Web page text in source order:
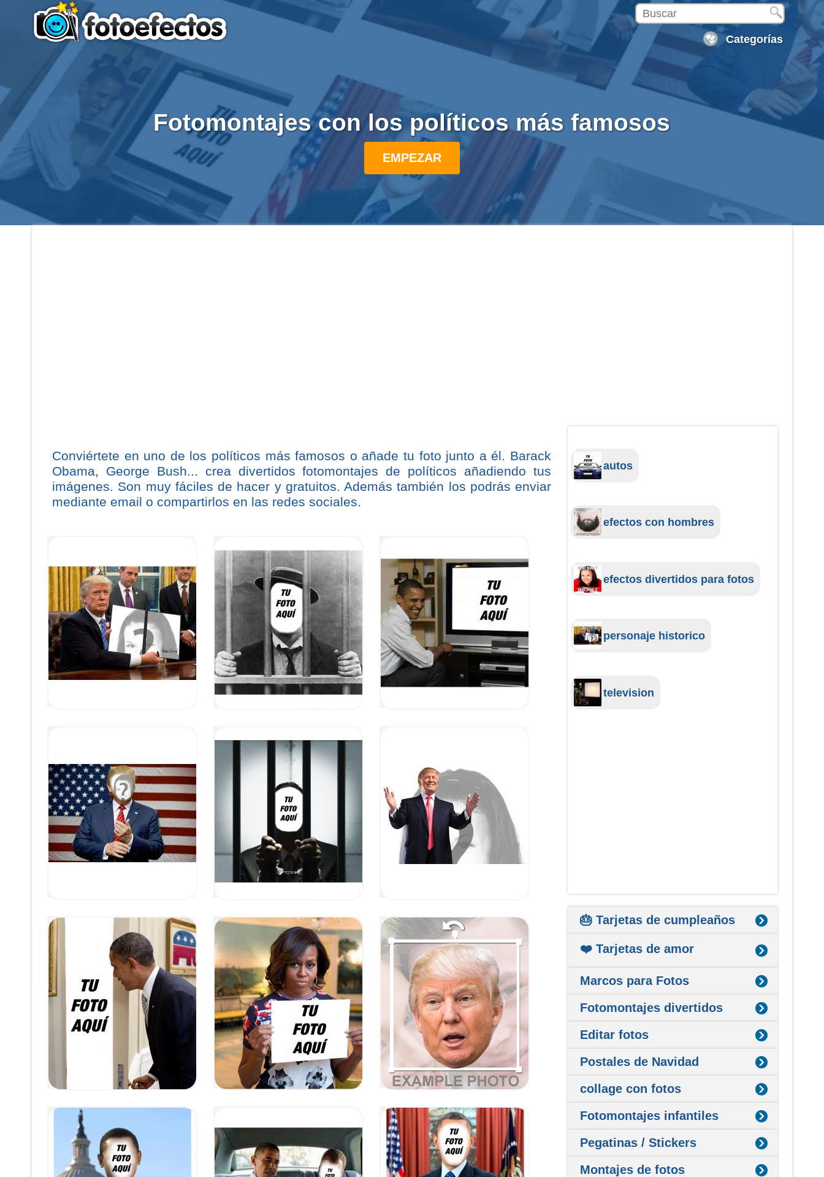
Categorías
Fotomontajes con los políticos más famosos
EMPEZAR
Conviértete en uno de los políticos más famosos o añade tu foto junto a él. Barack
Obama, George Bush... crea divertidos fotomontajes de políticos añadiendo tus
imágenes. Son muy fáciles de hacer y gratuitos. Además también los podrás enviar
mediante email o compartirlos en las redes sociales.
autos
efectos con hombres
efectos divertidos para fotos
personaje historico
television
🎂 Tarjetas de cumpleaños
❤️ Tarjetas de amor
Marcos para Fotos
Fotomontajes divertidos
Editar fotos
Postales de Navidad
collage con fotos
Fotomontajes infantiles
Pegatinas / Stickers
Montajes de fotos